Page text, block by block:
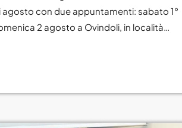
Amore e relazioni
con due appuntamenti: sabato 1°
2 agosto a Ovindoli, in località
entrambe le date il mercato sarà aperto